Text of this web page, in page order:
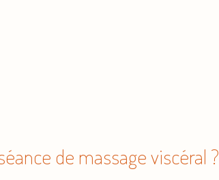
de massage viscéral ?